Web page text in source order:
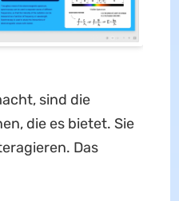
sind die
die es bietet. Sie
Das